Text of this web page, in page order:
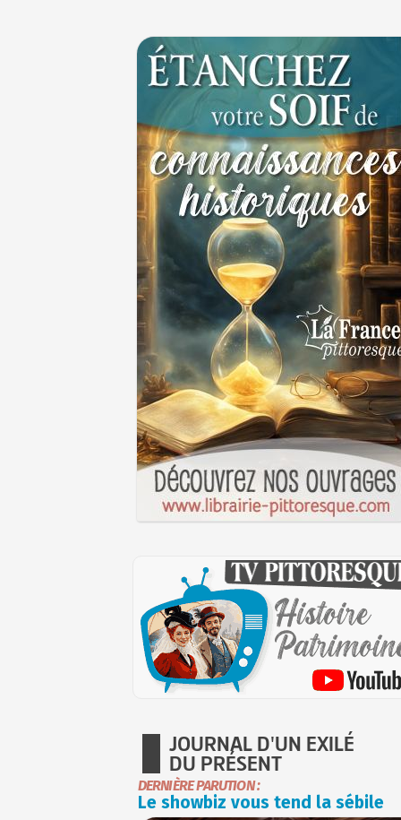
JOURNAL D'UN EXILÉ
DU PRÉSENT
DERNIÈRE PARUTION :
Le showbiz vous tend la sébile
des Francs à Noyon